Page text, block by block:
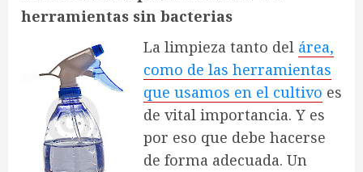
herramientas sin bacterias
La limpieza tanto del área,
como de las herramientas
que usamos en el cultivo es
de vital importancia. Y es
por eso que debe hacerse
de forma adecuada. Un